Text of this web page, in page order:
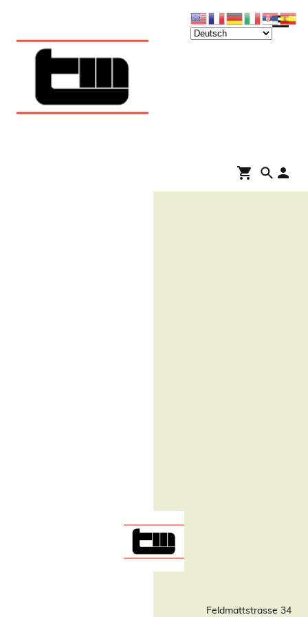
Feldmattstrasse 34